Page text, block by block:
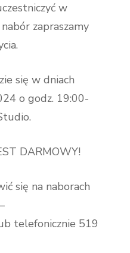
w
zapraszamy
się w dniach
o godz. 19:00-
DARMOWY!
się na naborach
telefonicznie 519